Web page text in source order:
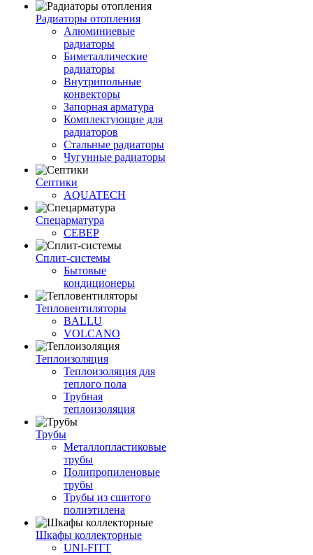
Радиаторы отопления
Алюминиевые
радиаторы
Биметаллические
радиаторы
Внутрипольные
конвекторы
Запорная арматура
Комплектующие для
радиаторов
Стальные радиаторы
Чугунные радиаторы
Септики
AQUATECH
Спецарматура
СЕВЕР
Сплит-системы
Бытовые
кондиционеры
Тепловентиляторы
BALLU
VOLCANO
Теплоизоляция
Теплоизоляция для
теплого пола
Трубная
теплоизоляция
Трубы
Металлопластиковые
трубы
Полипропиленовые
трубы
Трубы из сшитого
полиэтилена
Шкафы коллекторные
UNI-FITT